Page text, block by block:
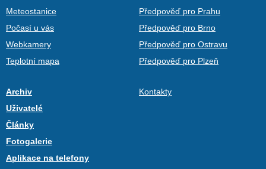
Meteostanice
Počasí u vás
Webkamery
Teplotní mapa
Předpověď pro Prahu
Předpověď pro Brno
Předpověď pro Ostravu
Předpověď pro Plzeň
Archiv
Uživatelé
Články
Fotogalerie
Aplikace na telefony
Kontakty